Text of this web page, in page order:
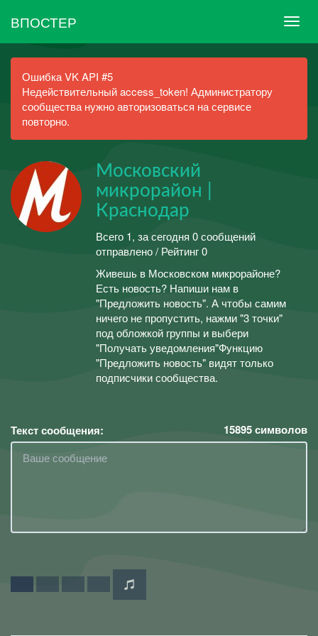
ВПОСТЕР
Ошибка VK API #5
Недействительный access_token! Администратору
сообщества нужно авторизоваться на сервисе
повторно.
Московский
микрорайон |
Краснодар
Всего 1, за сегодня 0 сообщений
отправлено / Рейтинг 0
Живешь в Московском микрорайоне?
Есть новость? Напиши нам в
"Предложить новость". А чтобы самим
ничего не пропустить, нажми "3 точки"
под обложкой группы и выбери
"Получать уведомления"Функцию
"Предложить новость" видят только
подписчики сообщества.
Текст сообщения: 15895символов